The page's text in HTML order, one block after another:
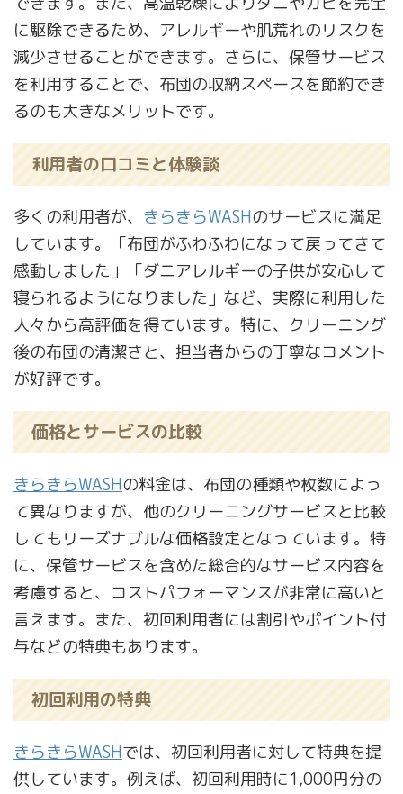
に駆除できるため、アレルギーや肌荒れのリスクを
減少させることができます。さらに、保管サービス
を利用することで、布団の収納スペースを節約でき
るのも大きなメリットです。
利用者の口コミと体験談
多くの利用者が、 きらきらWASHのサービスに満足
しています。「布団がふわふわになって戻ってきて
感動しました」「ダニアレルギーの子供が安心して
寝られるようになりました」など、実際に利用した
人々から高評価を得ています。特に、クリーニング
後の布団の清潔さと、担当者からの丁寧なコメント
が好評です。
価格とサービスの比較
きらきらWASHの料金は、布団の種類や枚数によっ
て異なりますが、他のクリーニングサービスと比較
してもリーズナブルな価格設定となっています。特
に、保管サービスを含めた総合的なサービス内容を
考慮すると、コストパフォーマンスが非常に高いと
言えます。また、初回利用者には割引やポイント付
与などの特典もあります。
初回利用の特典
きらきらWASHでは、初回利用者に対して特典を提
供しています。例えば、初回利用時に1,000円分の